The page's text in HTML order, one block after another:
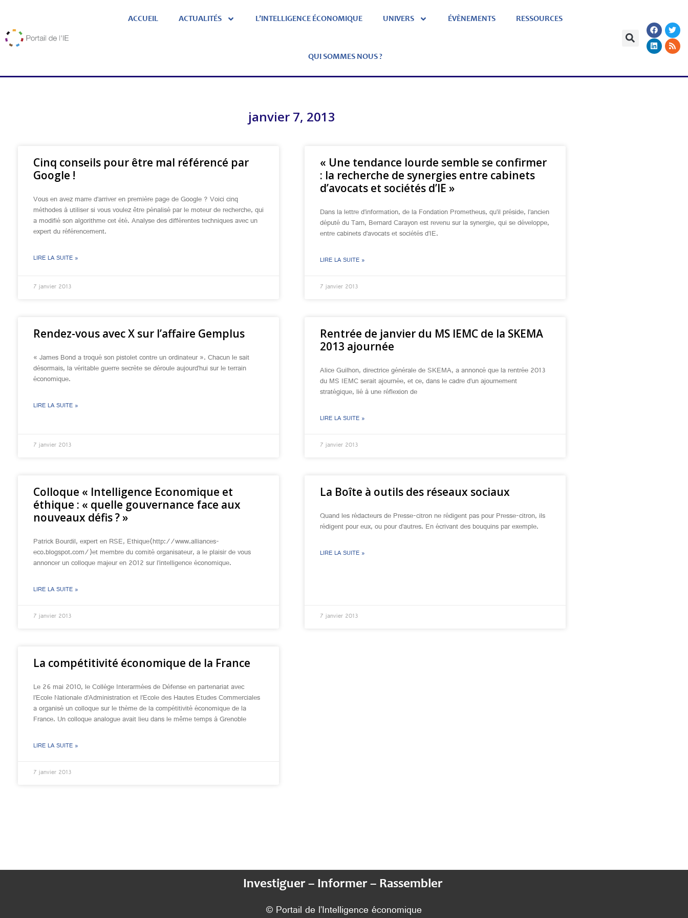
ACCUEIL ACTUALITÉS L’INTELLIGENCE ÉCONOMIQUE UNIVERS ÉVÈNEMENTS RESSOURCES
QUI SOMMES NOUS ?
janvier 7, 2013
Cinq conseils pour être mal référencé par
Google !
Vous en avez marre d’arriver en première page de Google ? Voici cinq
méthodes à utiliser si vous voulez être pénalisé par le moteur de recherche, qui
a modifié son algorithme cet été. Analyse des différentes techniques avec un
expert du référencement.
LIRE LA SUITE »
7 janvier 2013
« Une tendance lourde semble se confirmer
: la recherche de synergies entre cabinets
d’avocats et sociétés d’IE »
Dans la lettre d’information, de la Fondation Prometheus, qu’il préside, l’ancien
député du Tarn, Bernard Carayon est revenu sur la synergie, qui se développe,
entre cabinets d’avocats et sociétés d’IE.
LIRE LA SUITE »
7 janvier 2013
Rendez-vous avec X sur l’affaire Gemplus
« James Bond a troqué son pistolet contre un ordinateur ». Chacun le sait
désormais, la véritable guerre secrète se déroule aujourd’hui sur le terrain
économique.
LIRE LA SUITE »
7 janvier 2013
Rentrée de janvier du MS IEMC de la SKEMA
2013 ajournée
Alice Guilhon, directrice générale de SKEMA, a annoncé que la rentrée 2013
du MS IEMC serait ajournée, et ce, dans le cadre d’un ajournement
stratégique, lié à une réflexion de
LIRE LA SUITE »
7 janvier 2013
Colloque « Intelligence Economique et
éthique : « quelle gouvernance face aux
nouveaux défis ? »
Patrick Bourdil, expert en RSE, Ethique(http://www.alliances-
eco.blogspot.com/)et membre du comité organisateur, a le plaisir de vous
annoncer un colloque majeur en 2012 sur l’intelligence économique.
LIRE LA SUITE »
7 janvier 2013
La Boîte à outils des réseaux sociaux
Quand les rédacteurs de Presse-citron ne rédigent pas pour Presse-citron, ils
rédigent pour eux, ou pour d’autres. En écrivant des bouquins par exemple.
LIRE LA SUITE »
7 janvier 2013
La compétitivité économique de la France
Le 26 mai 2010, le Collège Interarmées de Défense en partenariat avec
l’Ecole Nationale d’Administration et l’Ecole des Hautes Etudes Commerciales
a organisé un colloque sur le thème de la compétitivité économique de la
France. Un colloque analogue avait lieu dans le même temps à Grenoble
LIRE LA SUITE »
7 janvier 2013
Investiguer – Informer – Rassembler
© Portail de l’Intelligence économique